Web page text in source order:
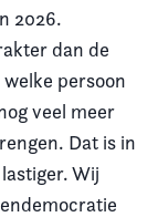
2026.
dan de
persoon
veel meer
Dat is in
Wij